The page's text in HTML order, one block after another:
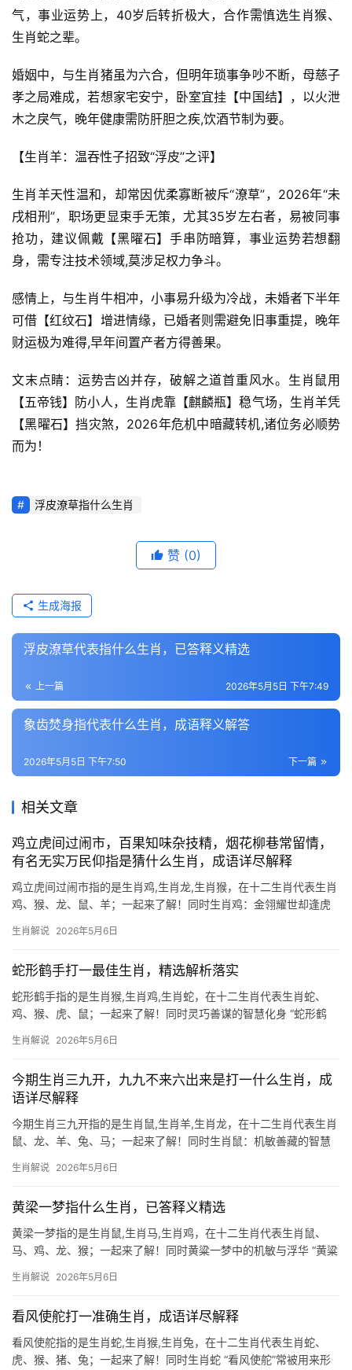
气，事业运势上，40岁后转折极大，合作需慎选生肖猴、
生肖蛇之辈。
婚姻中，与生肖猪虽为六合，但明年琐事争吵不断，母慈子
孝之局难成，若想家宅安宁，卧室宜挂【中国结】，以火泄
木之戾气，晚年健康需防肝胆之疾,饮酒节制为要。
【生肖羊：温吞性子招致“浮皮”之评】
生肖羊天性温和，却常因优柔寡断被斥“潦草”，2026年“未
戌相刑”，职场更显束手无策，尤其35岁左右者，易被同事
抢功，建议佩戴【黑曜石】手串防暗算，事业运势若想翻
身，需专注技术领域,莫涉足权力争斗。
感情上，与生肖牛相冲，小事易升级为冷战，未婚者下半年
可借【红纹石】增进情缘，已婚者则需避免旧事重提，晚年
财运极为难得,早年间置产者方得善果。
文末点睛：运势吉凶并存，破解之道首重风水。生肖鼠用
【五帝钱】防小人，生肖虎靠【麒麟瓶】稳气场，生肖羊凭
【黑曜石】挡灾煞，2026年危机中暗藏转机,诸位务必顺势
而为！
浮皮潦草指什么生肖
赞 (0)
生成海报
浮皮潦草代表指什么生肖，已答释义精选
上一篇 2026年5月5日 下午7:49
象齿焚身指代表什么生肖，成语释义解答
下一篇
2026年5月5日 下午7:50
相关文章
鸡立虎间过闹市，百果知味杂技精，烟花柳巷常留情，
有名无实万民仰指是猜什么生肖，成语详尽解释
鸡立虎间过闹市指的是生肖鸡,生肖龙,生肖猴，在十二生肖代表生肖
鸡、猴、龙、鼠、羊；一起来了解！同时生肖鸡：金翎耀世却逢虎
有云：“虎威之下，鸡鸣不辍”，恰如29岁逢冲太岁者，事业易遇强
生肖解说 2026年5月6日
蛇形鹤手打一最佳生肖，精选解析落实
蛇形鹤手指的是生肖猴,生肖鸡,生肖蛇，在十二生肖代表生肖蛇、
鸡、猴、虎、鼠；一起来了解！同时灵巧善谋的智慧化身 “蛇形鹤
“见首不见尾”的谋略，2024甲辰龙年恰逢其“天乙贵人”入命，下半年
生肖解说 2026年5月6日
今期生肖三九开，九九不来六出来是打一什么生肖，成
语详尽解释
今期生肖三九开指的是生肖鼠,生肖羊,生肖龙，在十二生肖代表生肖
鼠、龙、羊、兔、马；一起来了解！同时生肖鼠：机敏善藏的智慧
（生肖总数），而“六”恰是生肖鼠的排行首位（子鼠），这预示着下
生肖解说 2026年5月6日
黄梁一梦指什么生肖，已答释义精选
黄梁一梦指的是生肖鼠,生肖马,生肖鸡，在十二生肖代表生肖鼠、
马、鸡、龙、猴；一起来了解！同时黄粱一梦中的机敏与浮华 “黄粱
释者，鼠年出生的人天生聪慧，善于抓住机遇，但也容易陷入短暂
生肖解说 2026年5月6日
看风使舵打一准确生肖，成语详尽解释
看风使舵指的是生肖蛇,生肖猴,生肖兔，在十二生肖代表生肖蛇、
虎、猴、猪、兔；一起来了解！同时生肖蛇 “看风使舵”常被用来形